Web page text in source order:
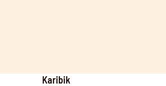
Karibik